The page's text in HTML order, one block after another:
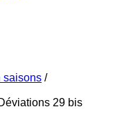
saisons /
29 bis